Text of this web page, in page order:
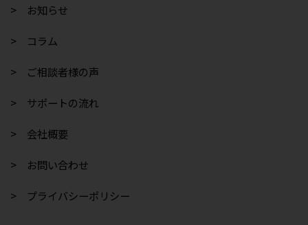
> お知らせ
> コラム
> ご相談者様の声
> サポートの流れ
> 会社概要
> お問い合わせ
> プライバシーポリシー